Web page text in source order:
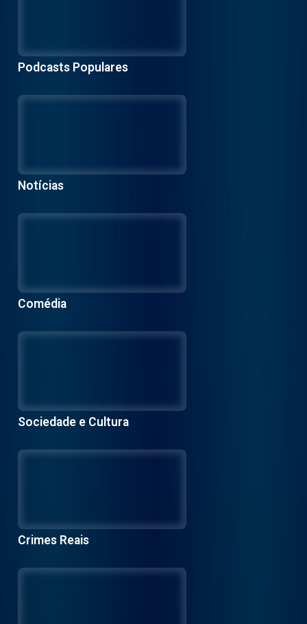
Podcasts Populares
Notícias
Comédia
Sociedade e Cultura
Crimes Reais